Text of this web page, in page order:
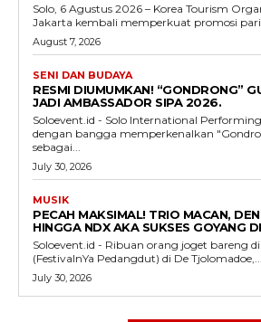
Solo, 6 Agustus 2026 – Korea Tourism
Jakarta kembali memperkuat promosi
August 7, 2026
SENI DAN BUDAYA
RESMI DIUMUMKAN! “GONDRONG”
JADI AMBASSADOR SIPA 2026.
Soloevent.id - Solo International
dengan bangga memperkenalkan
sebagai...
July 30, 2026
MUSIK
PECAH MAKSIMAL! TRIO MACAN,
HINGGA NDX AKA SUKSES GOYANG
Soloevent.id - Ribuan orang joget bareng di
(FestivalnYa Pedangdut) di De Tjolomadoe,...
July 30, 2026